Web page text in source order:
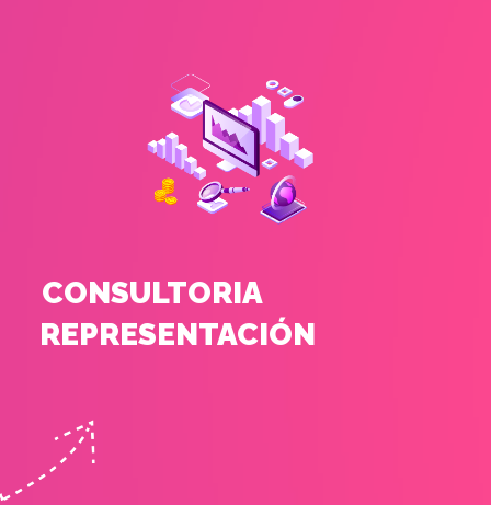
CONSULTORIA
REPRESENTACIÓN